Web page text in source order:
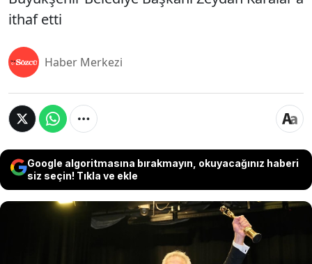
ithaf etti
Haber Merkezi
Google algoritmasına bırakmayın, okuyacağınız haberi
siz seçin! Tıkla ve ekle
Adanan Altın Koza Film Festivali’nde Mehmet